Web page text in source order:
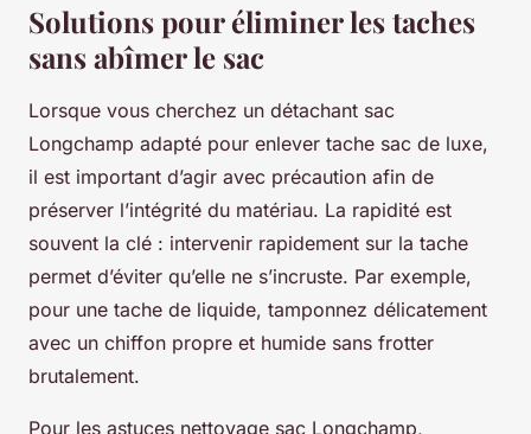
Solutions pour éliminer les taches
sans abîmer le sac
Lorsque vous cherchez un détachant sac
Longchamp adapté pour enlever tache sac de luxe,
il est important d’agir avec précaution afin de
préserver l’intégrité du matériau. La rapidité est
souvent la clé : intervenir rapidement sur la tache
permet d’éviter qu’elle ne s’incruste. Par exemple,
pour une tache de liquide, tamponnez délicatement
avec un chiffon propre et humide sans frotter
brutalement.
Pour les astuces nettoyage sac Longchamp,